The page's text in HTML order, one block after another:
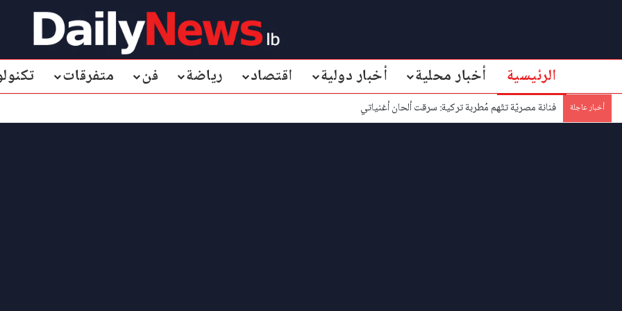
الرئيسية أخبار محلية أخبار دولية اقتصاد رياضة فن متفرقات
أخبار عاجلة فنانة مصريّة تتّهم مُطربة تركية: سرقت ألحان أغنياتي